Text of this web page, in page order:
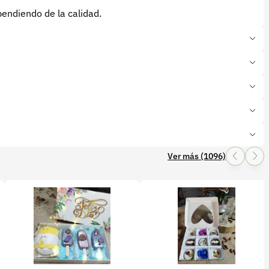
de la calidad.
de frío.
por humedad.
Ver más (1096)